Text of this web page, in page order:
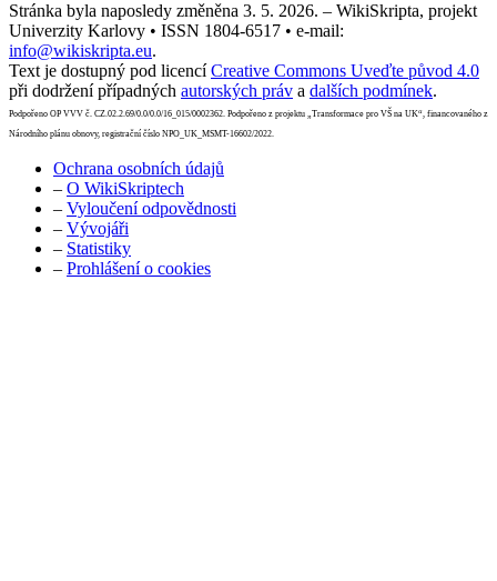
Stránka byla naposledy změněna 3. 5. 2026. – WikiSkripta, projekt
Univerzity Karlovy • ISSN 1804-6517 • e-mail:
info@wikiskripta.eu.
Text je dostupný pod licencí Creative Commons Uveďte původ 4.0
při dodržení případných autorských práv a dalších podmínek.
Podpořeno OP VVV č. CZ.02.2.69/0.0/0.0/16_015/0002362. Podpořeno z projektu „Transformace pro VŠ na UK“, financovaného z
Národního plánu obnovy, registrační číslo NPO_UK_MSMT-16602/2022.
Ochrana osobních údajů
– O WikiSkriptech
– Vyloučení odpovědnosti
– Vývojáři
– Statistiky
– Prohlášení o cookies